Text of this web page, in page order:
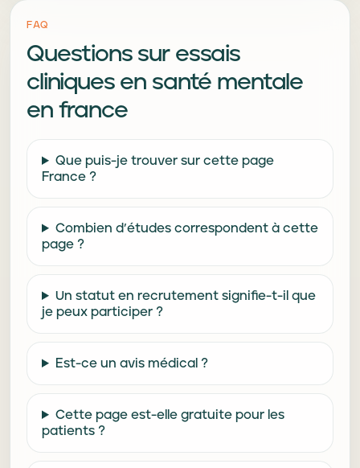
FAQ
Questions sur essais
cliniques en santé mentale
en france
Que puis-je trouver sur cette page
France ?
Combien d’études correspondent à cette
page ?
Un statut en recrutement signifie-t-il que
je peux participer ?
Est-ce un avis médical ?
Cette page est-elle gratuite pour les
patients ?